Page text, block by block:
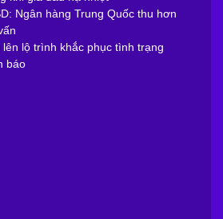
Ngân hàng Trung Quốc thu hơn
lộ trình khắc phục tình trạng
báo